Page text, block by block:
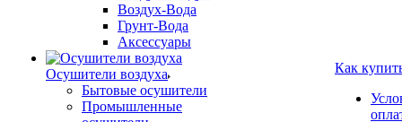
Воздух-Вода
Грунт-Вода
Аксессуары
Осушители воздуха
Бытовые осушители
Промышленные
Как